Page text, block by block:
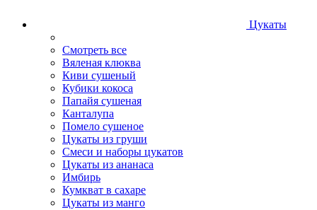
Цукаты
Смотреть все
Вяленая клюква
Киви сушеный
Кубики кокоса
Папайя сушеная
Канталупа
Помело сушеное
Цукаты из груши
Смеси и наборы цукатов
Цукаты из ананаса
Имбирь
Кумкват в сахаре
Цукаты из манго